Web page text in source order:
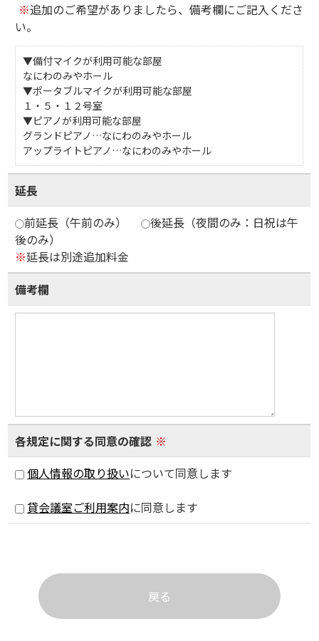
※追加のご希望がありましたら、備考欄にご記入くださ
い。
▼備付マイクが利用可能な部屋
なにわのみやホール
▼ポータブルマイクが利用可能な部屋
１・５・１２号室
▼ピアノが利用可能な部屋
グランドピアノ…なにわのみやホール
アップライトピアノ…なにわのみやホール
延長
前延長（午前のみ）
後延長（夜間のみ：日祝は午
後のみ）
※延長は別途追加料金
備考欄
各規定に関する同意の確認 ※
個人情報の取り扱いについて同意します
貸会議室ご利用案内に同意します
戻る